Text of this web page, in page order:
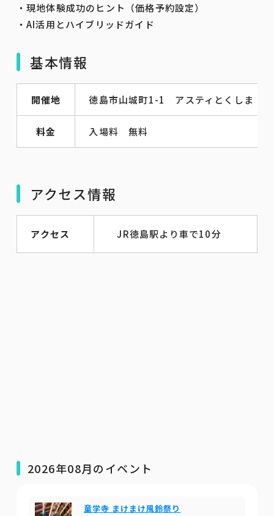
・現地体験成功のヒント（価格予約設定）
・AI活用とハイブリッドガイド
基本情報
開催地 徳島市山城町1-1 アスティとくしま
料金 入場料 無料
アクセス情報
アクセス JR徳島駅より車で10分
2026年08月のイベント
童学寺 まけまけ風鈴祭り